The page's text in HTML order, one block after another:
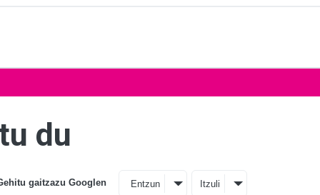
du
gaitzazu Googlen Entzun Itzuli